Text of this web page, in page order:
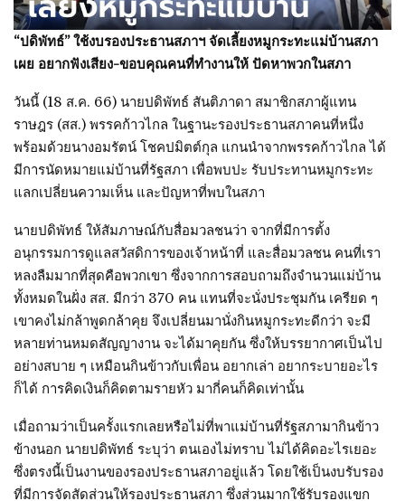
“ปดิพัทธ์” ใช้งบรองประธานสภาฯ จัดเลี้ยงหมูกระทะแม่บ้านสภา
เผย อยากฟังเสียง-ขอบคุณคนที่ทำงานให้ ปัดหาพวกในสภา
วันนี้ (18 ส.ค. 66) นายปดิพัทธ์ สันติภาดา สมาชิกสภาผู้แทน
ราษฎร (สส.) พรรคก้าวไกล ในฐานะรองประธานสภาคนที่หนึ่ง
พร้อมด้วยนางอมรัตน์ โชคปมิตต์กุล แกนนำจากพรรคก้าวไกล ได้
มีการนัดหมายแม่บ้านที่รัฐสภา เพื่อพบปะ รับประทานหมูกระทะ
แลกเปลี่ยนความเห็น และปัญหาที่พบในสภา
นายปดิพัทธ์ ให้สัมภาษณ์กับสื่อมวลชนว่า จากที่มีการตั้ง
อนุกรรมการดูแลสวัสดิการของเจ้าหน้าที่ และสื่อมวลชน คนที่เรา
หลงลืมมากที่สุดคือพวกเขา ซึ่งจากการสอบถามถึงจำนวนแม่บ้าน
ทั้งหมดในฝั่ง สส. มีกว่า 370 คน แทนที่จะนั่งประชุมกัน เครียด ๆ
เขาคงไม่กล้าพูดกล้าคุย จึงเปลี่ยนมานั่งกินหมูกระทะดีกว่า จะมี
หลายท่านหมดสัญญางาน จะได้มาคุยกัน ซึ่งให้บรรยากาศเป็นไป
อย่างสบาย ๆ เหมือนกินข้าวกับเพื่อน อยากเล่า อยากระบายอะไร
ก็ได้ การคิดเงินก็คิดตามรายหัว มากี่คนก็คิดเท่านั้น
เมื่อถามว่าเป็นครั้งแรกเลยหรือไม่ที่พาแม่บ้านที่รัฐสภามากินข้าว
ข้างนอก นายปดิพัทธ์ ระบุว่า ตนเองไม่ทราบ ไม่ได้คิดอะไรเยอะ
ซึ่งตรงนี้เป็นงานของรองประธานสภาอยู่แล้ว โดยใช้เป็นงบรับรอง
ที่มีการจัดสัดส่วนให้รองประธานสภา ซึ่งส่วนมากใช้รับรองแขก